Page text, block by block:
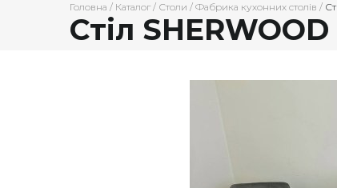
Головна / Каталог / Столи / Фабрика кухонних столів /
Стіл